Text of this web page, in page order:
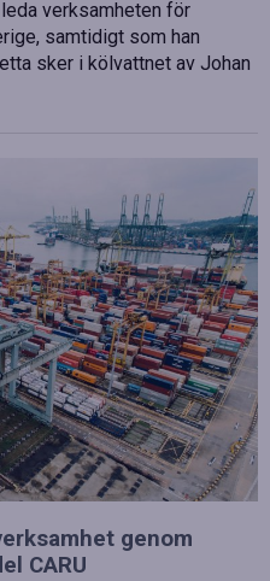
verksamheten för
samtidigt som han
sker i kölvattnet av Johan
genom
CARU